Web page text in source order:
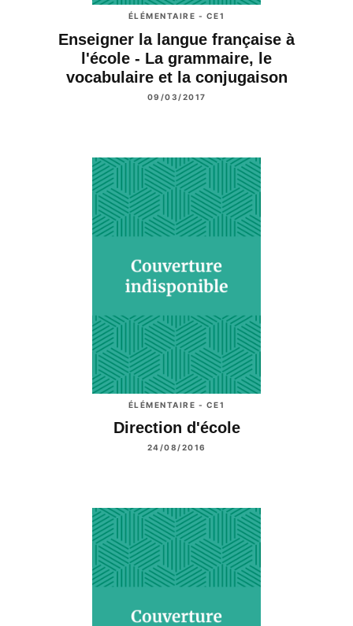
ÉLÉMENTAIRE - CE1
Enseigner la langue française à
l'école - La grammaire, le
vocabulaire et la conjugaison
09/03/2017
ÉLÉMENTAIRE - CE1
Direction d'école
24/08/2016